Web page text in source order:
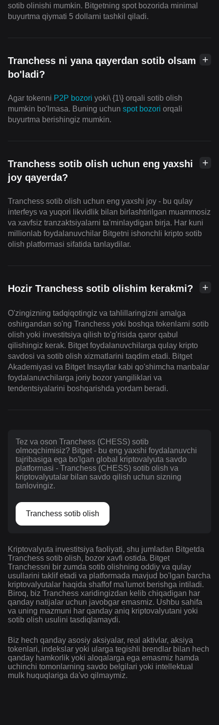
sotib olinishi mumkin. Bitgetning spot bozorida minimal
buyurtma qiymati 5 dollarni tashkil qiladi.
Tranchess ni yana qayerdan sotib olsam
bo'ladi?
Agar tokenni P2P bozori yoki\ {1\} orqali sotib olish
mumkin bo'lmasa. Buning uchun spot bozori orqali
buyurtma berishingiz mumkin.
Tranchess sotib olish uchun eng yaxshi
joy qayerda?
Tranchess sotib olish uchun eng yaxshi joy - bu qulay
interfeys va yuqori likvidlik bilan birlashtirilgan muammosiz
va xavfsiz tranzaktsiyalarni ta'minlaydigan birja. Har kuni
millionlab foydalanuvchilar Bitgetni ishonchli kripto sotib
olish platformasi sifatida tanlaydilar.
Hozir Tranchess sotib olishim kerakmi?
O'zingizning tadqiqotingiz va tahlillaringizni amalga
oshirgandan so'ng Tranchess yoki boshqa tokenlarni sotib
olish yoki investitsiya qilish to'g'risida qaror qabul
qilishingiz kerak. Bitget foydalanuvchilarga qulay kripto
savdosi va sotib olish xizmatlarini taqdim etadi. Bitget
Akademiyasi va Bitget Insaytlar kabi qo'shimcha manbalar
foydalanuvchilarga joriy bozor yangiliklari va
tendentsiyalarini boshqarishda yordam beradi.
Tez va oson Tranchess (CHESS) sotib
olmoqchimisiz? Bitget - bu eng yaxshi foydalanuvchi
tajribasiga ega bo'lgan global kriptovalyuta savdo
platformasi - Tranchess (CHESS) sotib olish va
kriptovalyutalar bilan savdo qilish uchun sizning
tanlovingiz.
Tranchess sotib olish
Kriptovalyuta investitsiya faoliyati, shu jumladan Bitgetda
Tranchess sotib olish, bozor xavfi ostida. Bitget
Tranchessni bir zumda sotib olishning oddiy va qulay
usullarini taklif etadi va platformada mavjud bo'lgan barcha
kriptovalyutalar haqida shaffof ma'lumot berishga intiladi.
Biroq, biz Tranchess xaridingizdan kelib chiqadigan har
qanday natijalar uchun javobgar emasmiz. Ushbu sahifa
va uning mazmuni har qanday aniq kriptovalyutani yoki
sotib olish usulini tasdiqlamaydi.
Biz hech qanday asosiy aksiyalar, real aktivlar, aksiya
tokenlari, indekslar yoki ularga tegishli brendlar bilan hech
qanday hamkorlik yoki aloqalarga ega emasmiz hamda
uchinchi tomonlarning savdo belgilari yoki intellektual
mulk huquqlariga da'vo qilmaymiz.